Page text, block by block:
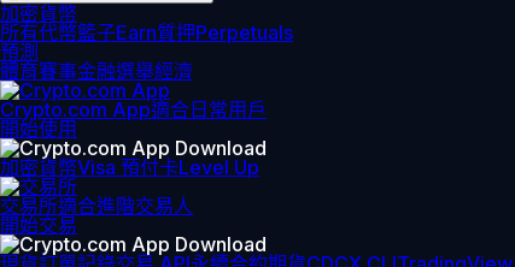
加密貨幣
所有代幣籃子Earn質押Perpetuals
預測
體育賽事金融選舉經濟
Crypto.com App適合日常用戶
開始使用
加密貨幣Visa 預付卡Level Up
交易所適合進階交易人
開始交易